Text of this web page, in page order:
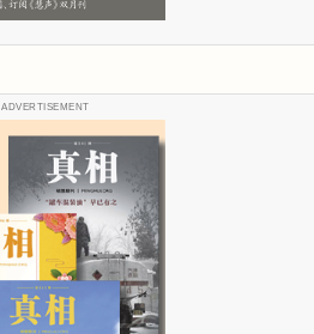
ADVERTISEMENT